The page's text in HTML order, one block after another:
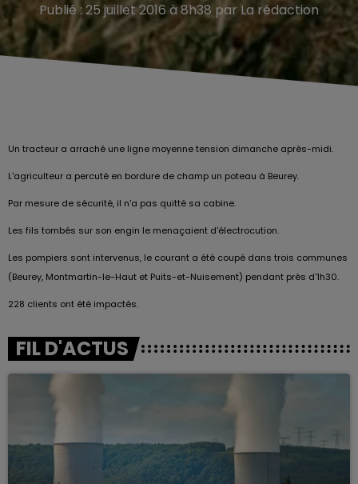
Publié : 25 juillet 2016 à 8h38 par La rédaction
Un tracteur a arraché une ligne moyenne tension dimanche après-midi.
L'agriculteur a percuté en bordure de champ un poteau à Beurey.
Par mesure de sécurité, il n'a pas quitté sa cabine.
Les fils tombés sur son engin le menaçaient d'électrocution.
Les pompiers sont intervenus, le courant a été coupé dans trois communes
(Beurey, Montmartin-le-Haut et Puits-et-Nuisement) pendant près d'1h30.
228 clients ont été impactés.
FIL D'ACTUS